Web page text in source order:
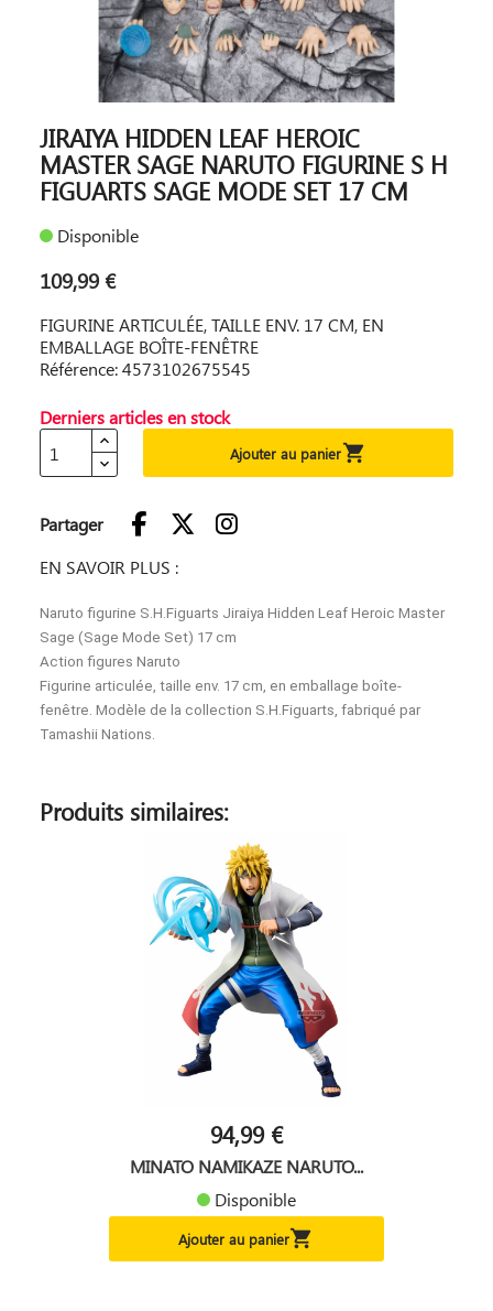
JIRAIYA HIDDEN LEAF HEROIC
MASTER SAGE NARUTO FIGURINE S H
FIGUARTS SAGE MODE SET 17 CM
Disponible
109,99 €
FIGURINE ARTICULÉE, TAILLE ENV. 17 CM, EN
EMBALLAGE BOÎTE-FENÊTRE
Référence: 4573102675545
Derniers articles en stock
Ajouter au panier
Partager
EN SAVOIR PLUS :
Naruto figurine S.H.Figuarts Jiraiya Hidden Leaf Heroic Master
Sage (Sage Mode Set) 17 cm
Action figures Naruto
Figurine articulée, taille env. 17 cm, en emballage boîte-
fenêtre. Modèle de la collection S.H.Figuarts, fabriqué par
Tamashii Nations.
Produits similaires:
94,99 €
MINATO NAMIKAZE NARUTO...
Disponible
Ajouter au panier